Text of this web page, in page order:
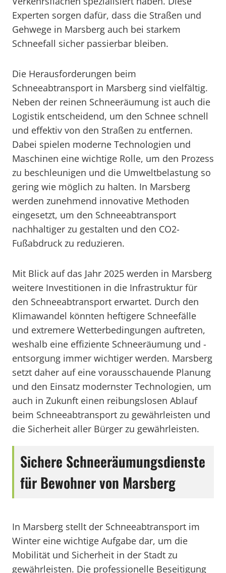
Experten sorgen dafür, dass die Straßen und
Gehwege in Marsberg auch bei starkem
Schneefall sicher passierbar bleiben.
Die Herausforderungen beim
Schneeabtransport in Marsberg sind vielfältig.
Neben der reinen Schneeräumung ist auch die
Logistik entscheidend, um den Schnee schnell
und effektiv von den Straßen zu entfernen.
Dabei spielen moderne Technologien und
Maschinen eine wichtige Rolle, um den Prozess
zu beschleunigen und die Umweltbelastung so
gering wie möglich zu halten. In Marsberg
werden zunehmend innovative Methoden
eingesetzt, um den Schneeabtransport
nachhaltiger zu gestalten und den CO2-
Fußabdruck zu reduzieren.
Mit Blick auf das Jahr 2025 werden in Marsberg
weitere Investitionen in die Infrastruktur für
den Schneeabtransport erwartet. Durch den
Klimawandel könnten heftigere Schneefälle
und extremere Wetterbedingungen auftreten,
weshalb eine effiziente Schneeräumung und -
entsorgung immer wichtiger werden. Marsberg
setzt daher auf eine vorausschauende Planung
und den Einsatz modernster Technologien, um
auch in Zukunft einen reibungslosen Ablauf
beim Schneeabtransport zu gewährleisten und
die Sicherheit aller Bürger zu gewährleisten.
Sichere Schneeräumungsdienste
für Bewohner von Marsberg
In Marsberg stellt der Schneeabtransport im
Winter eine wichtige Aufgabe dar, um die
Mobilität und Sicherheit in der Stadt zu
gewährleisten. Die professionelle Beseitigung